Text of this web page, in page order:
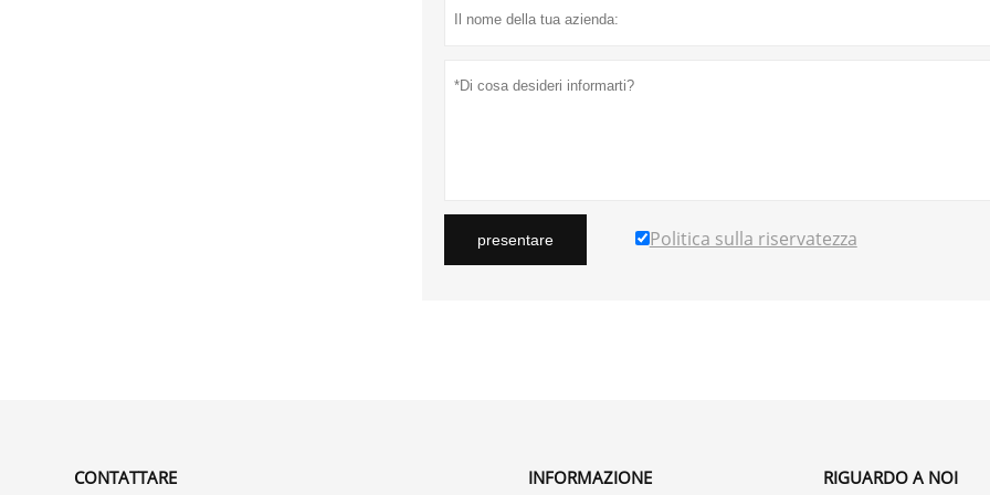
presentare Politica sulla riservatezza
CONTATTARE INFORMAZIONE RIGUARDO A NOI